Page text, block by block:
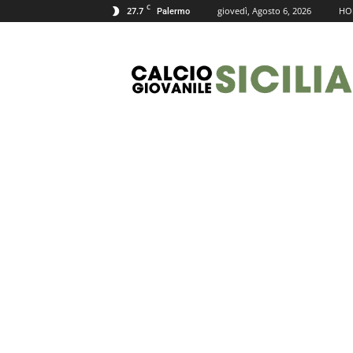
27.7 C Palermo giovedì, Agosto 6, 2026
Giovanile
Sicilia